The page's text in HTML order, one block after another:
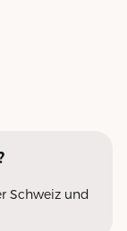
Schweiz und